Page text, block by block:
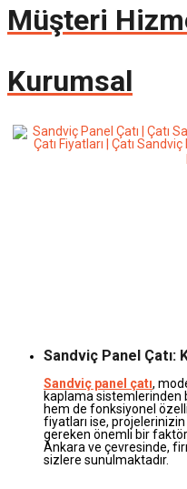
Müşteri
Kurumsal
Sandviç Panel Çatı:
Sandviç panel çatı,
kaplama sistemlerinden
hem de fonksiyonel
fiyatları ise,
gereken önemli bir
Ankara ve çevresinde,
sizlere sunulmaktadır.